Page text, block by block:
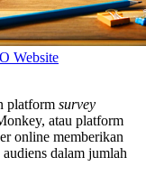
Website
platform survey
atau platform
online memberikan
dalam jumlah